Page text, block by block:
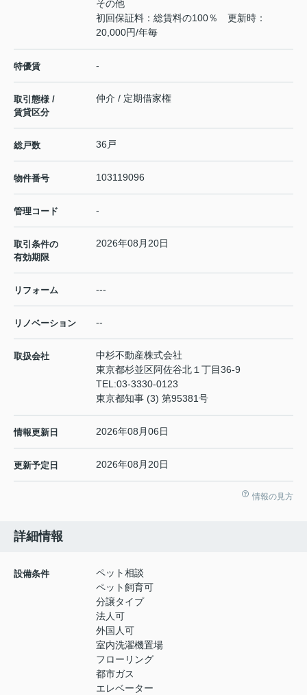
その他
初回保証料：総賃料の100％ 更新時：
20,000円/年毎
特優賃 -
取引態様 /
賃貸区分
仲介 / 定期借家権
総戸数 36戸
物件番号 103119096
管理コード -
取引条件の
有効期限
2026年08月20日
リフォーム ---
リノベーション --
取扱会社
中杉不動産株式会社
東京都杉並区阿佐谷北１丁目36-9
TEL:03-3330-0123
東京都知事 (3) 第95381号
情報更新日 2026年08月06日
更新予定日 2026年08月20日
情報の見方
詳細情報
設備条件
ペット相談
ペット飼育可
分譲タイプ
法人可
外国人可
室内洗濯機置場
フローリング
都市ガス
エレベーター